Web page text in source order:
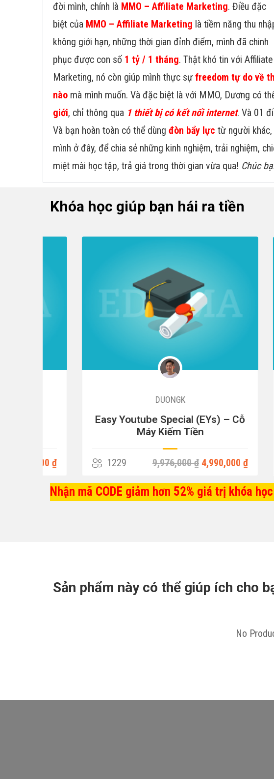
đời mình, chính là MMO – Affiliate Marketing. Điều đặc
biệt của MMO – Affiliate Marketing là tiềm năng thu
không giới hạn, những thời gian đỉnh điểm, mình đã chinh
phục được con số 1 tỷ / 1 tháng. Thật khó tin với Affiliate
Marketing, nó còn giúp mình thực sự freedom tự do về
nào mà mình muốn. Và đặc biệt là với MMO, Dương có
giới, chỉ thông qua 1 thiết bị có kết nối internet. Và 01
Và bạn hoàn toàn có thể dùng đòn bẩy lực từ người
mình ở đây, để chia sẻ những kinh nghiệm, trải nghiệm,
miệt mài học tập, trả giá trong thời gian vừa qua! Chúc
Khóa học giúp bạn hái ra tiền
Easy Youtube Special (EYs) – Cỗ
Máy Kiếm Tiền
1229 9,976,000 ₫4,990,000 ₫
Nhận mã CODE giảm hơn 52% giá trị khóa
Nhận mã CODE giảm hơn 52% giá trị khóa học tại đây!
Sản phẩm này có thể giúp ích cho
No